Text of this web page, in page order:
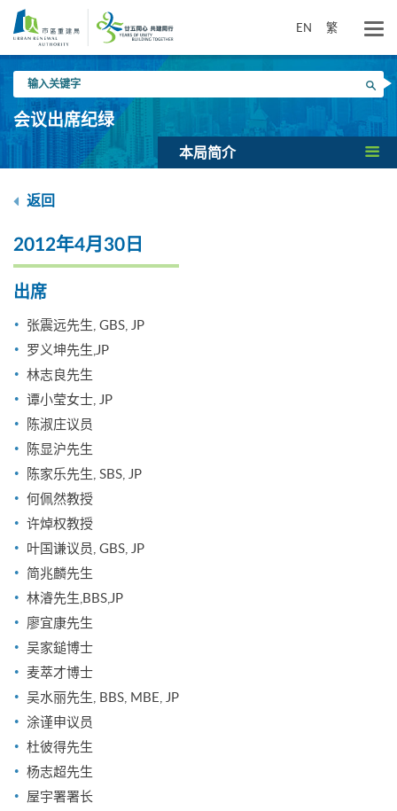
要
EN 繁
入
关
键
搜寻
会议出席纪绿
本局简介
返回
2012年4月30日
出席
张震远先生, GBS, JP
罗义坤先生,JP
林志良先生
谭小莹女士, JP
陈淑庄议员
陈显沪先生
陈家乐先生, SBS, JP
何佩然教授
许焯权教授
叶国谦议员, GBS, JP
简兆麟先生
林濬先生,BBS,JP
廖宜康先生
吴家鎚博士
麦萃才博士
吴水丽先生, BBS, MBE, JP
涂谨申议员
杜彼得先生
杨志超先生
屋宇署署长